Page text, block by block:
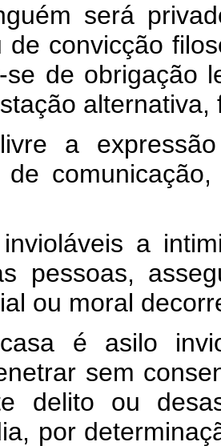
será
de convicção
se de obrigação
alternativa,
a expressão
a
pessoas,
ou moral
é asilo
sem
delito ou
por